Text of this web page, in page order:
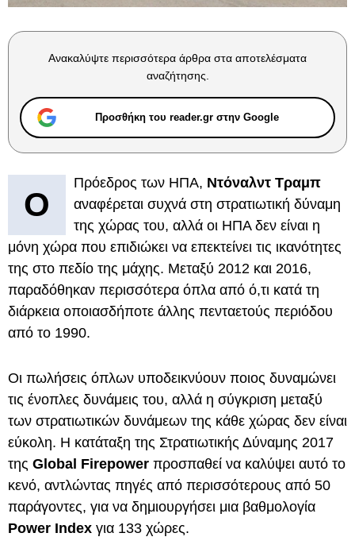
Ανακαλύψτε περισσότερα άρθρα στα αποτελέσματα
αναζήτησης.
Προσθήκη του reader.gr στην Google
Ο
Πρόεδρος των ΗΠΑ, Ντόναλντ Τραμπ
αναφέρεται συχνά στη στρατιωτική δύναμη
της χώρας του, αλλά οι ΗΠΑ δεν είναι η
μόνη χώρα που επιδιώκει να επεκτείνει τις ικανότητες
της στο πεδίο της μάχης. Μεταξύ 2012 και 2016,
παραδόθηκαν περισσότερα όπλα από ό,τι κατά τη
διάρκεια οποιασδήποτε άλλης πενταετούς περιόδου
από το 1990.
Οι πωλήσεις όπλων υποδεικνύουν ποιος δυναμώνει
τις ένοπλες δυνάμεις του, αλλά η σύγκριση μεταξύ
των στρατιωτικών δυνάμεων της κάθε χώρας δεν είναι
εύκολη. Η κατάταξη της Στρατιωτικής Δύναμης 2017
της Global Firepower προσπαθεί να καλύψει αυτό το
κενό, αντλώντας πηγές από περισσότερους από 50
παράγοντες, για να δημιουργήσει μια βαθμολογία
Power Index για 133 χώρες.